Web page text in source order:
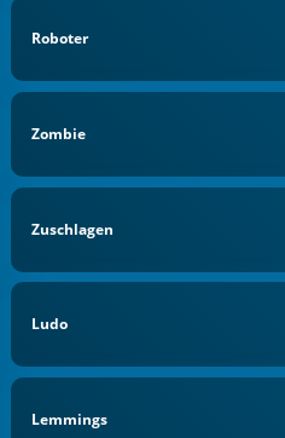
Roboter
Zombie
Zuschlagen
Ludo
Lemmings